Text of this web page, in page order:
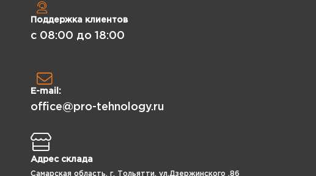
Поддержка клиентов
с 08:00 до 18:00
E-mail:
office@pro-tehnology.ru
Адрес склада
Самарская область, г. Тольятти, ул.Дзержинского ,86